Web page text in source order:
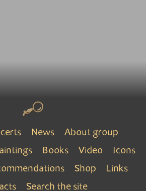
News
About group
Books Video
Icons
Shop
Links
Search the site